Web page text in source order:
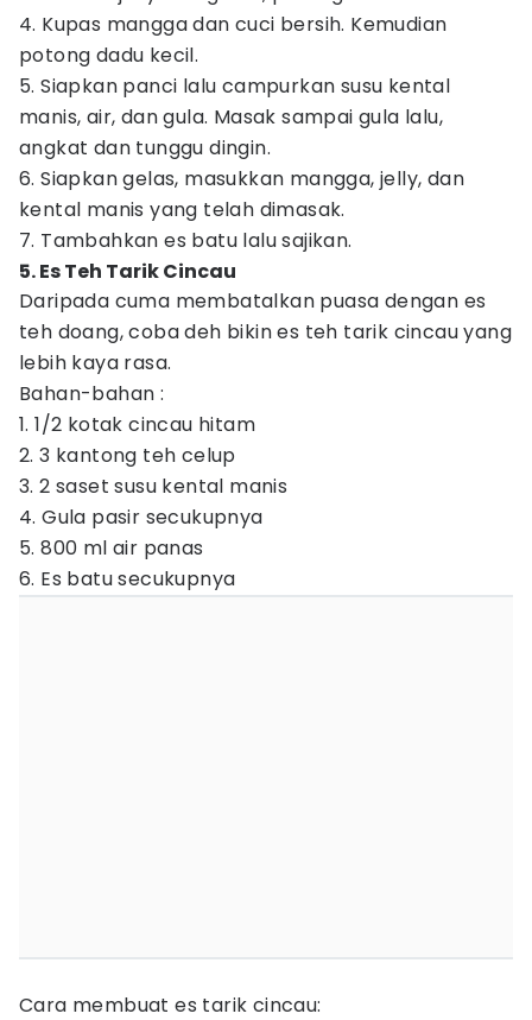
4. Kupas mangga dan cuci bersih. Kemudian
potong dadu kecil.
5. Siapkan panci lalu campurkan susu kental
manis, air, dan gula. Masak sampai gula lalu,
angkat dan tunggu dingin.
6. Siapkan gelas, masukkan mangga, jelly, dan
kental manis yang telah dimasak.
7. Tambahkan es batu lalu sajikan.
5. Es Teh Tarik Cincau
Daripada cuma membatalkan puasa dengan es
teh doang, coba deh bikin es teh tarik cincau yang
lebih kaya rasa.
Bahan-bahan :
1. 1/2 kotak cincau hitam
2. 3 kantong teh celup
3. 2 saset susu kental manis
4. Gula pasir secukupnya
5. 800 ml air panas
6. Es batu secukupnya
Cara membuat es tarik cincau: